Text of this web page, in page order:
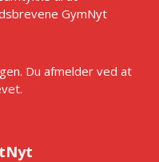
GymNyt
Du afmelder ved at